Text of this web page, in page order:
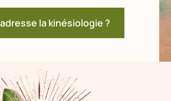
la kinésiologie ?